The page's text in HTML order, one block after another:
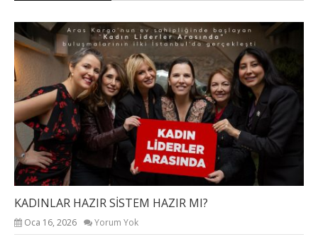
KADINLAR HAZIR SİSTEM HAZIR MI?
Oca 16, 2026 Yorum Yok